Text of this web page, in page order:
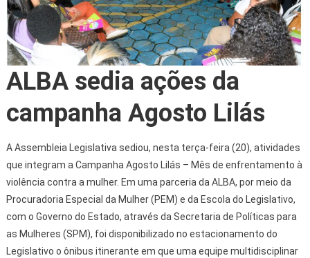
ALBA sedia ações da
campanha Agosto Lilás
A Assembleia Legislativa sediou, nesta terça-feira (20), atividades
que integram a Campanha Agosto Lilás – Mês de enfrentamento à
violência contra a mulher. Em uma parceria da ALBA, por meio da
Procuradoria Especial da Mulher (PEM) e da Escola do Legislativo,
com o Governo do Estado, através da Secretaria de Políticas para
as Mulheres (SPM), foi disponibilizado no estacionamento do
Legislativo o ônibus itinerante em que uma equipe multidisciplinar